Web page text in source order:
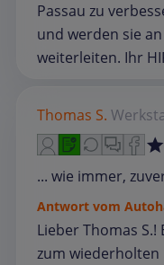
Passau zu
und werden sie
weiterleiten. Ihr
Thomas S.
... wie immer,
Antwort vom
Lieber Thomas
zum wiederholten